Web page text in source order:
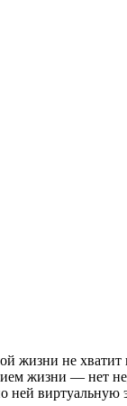
жизни не
жизни — нет
ней виртуальную